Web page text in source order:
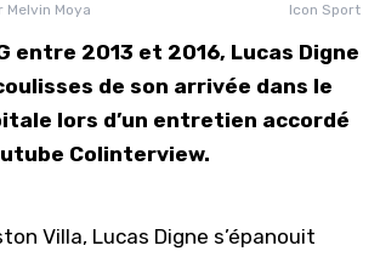
Melvin Moya Icon Sport
entre 2013 et 2016, Lucas Digne
de son arrivée dans le
lors d’un entretien accordé
Colinterview.
Villa, Lucas Digne s’épanouit